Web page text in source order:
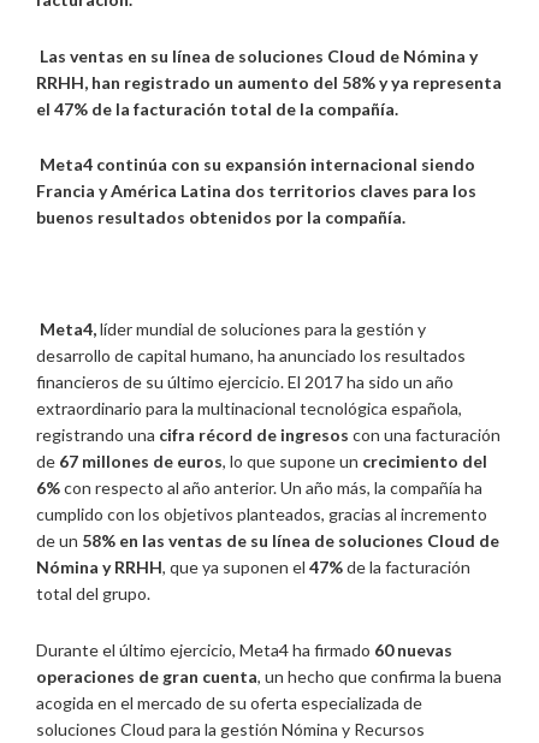
Las ventas en su línea de soluciones Cloud de Nómina y
RRHH, han registrado un aumento del 58% y ya representa
el 47% de la facturación total de la compañía.
Meta4 continúa con su expansión internacional siendo
Francia y América Latina dos territorios claves para los
buenos resultados obtenidos por la compañía.
Meta4,líder mundial de soluciones para la gestión y
desarrollo de capital humano, ha anunciado los resultados
financieros de su último ejercicio. El 2017 ha sido un año
extraordinario para la multinacional tecnológica española,
registrando una cifra récord de ingresos con una facturación
de 67 millones de euros, lo que supone un crecimiento del
6%con respecto al año anterior. Un año más, la compañía ha
cumplido con los objetivos planteados, gracias al incremento
de un 58% en las ventas de su línea de soluciones Cloud de
Nómina y RRHH, que ya suponen el 47%de la facturación
total del grupo.
Durante el último ejercicio, Meta4 ha firmado 60 nuevas
operaciones de gran cuenta, un hecho que confirma la buena
acogida en el mercado de su oferta especializada de
soluciones Cloud para la gestión Nómina y Recursos